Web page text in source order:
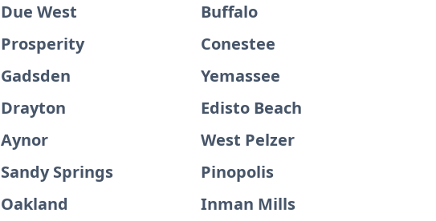
Due West
Buffalo
Prosperity
Conestee
Gadsden
Yemassee
Drayton
Edisto Beach
Aynor
West Pelzer
Sandy Springs
Pinopolis
Oakland
Inman Mills